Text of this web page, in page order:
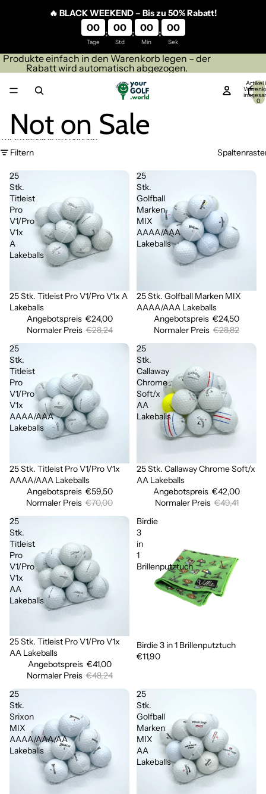
🔥 BLACK WEEKEND – Bis zu 50% Rabatt!
00
Tage
: 00
Std
: 00
Min
: 00
Sek
Produkte einfach in den Warenkorb legen – der
Rabatt wird automatisch abgezogen.
Artikel
0
Not on Sale
Zur Ergebnisliste springen
Filtern
25
Stk.
Titleist
Pro
V1/Pro
V1x
A
Lakeballs
Sale
25 Stk. Titleist Pro V1/Pro V1x A
Lakeballs
Angebotspreis €24,00
Normaler Preis €28,24
25
Stk.
Golfball
Marken
MIX
AAAA/AAA
Lakeballs
Sale
25 Stk. Golfball Marken MIX
AAAA/AAA Lakeballs
Angebotspreis €24,50
Normaler Preis €28,82
25
Stk.
Titleist
Pro
V1/Pro
V1x
AAAA/AAA
Lakeballs
Ausverkauft
25 Stk. Titleist Pro V1/Pro V1x
AAAA/AAA Lakeballs
Angebotspreis €59,50
Normaler Preis €70,00
25
Stk.
Callaway
Chrome
Soft/x
AA
Lakeballs
Ausverkauft
25 Stk. Callaway Chrome Soft/x
AA Lakeballs
Angebotspreis €42,00
Normaler Preis €49,41
25
Stk.
Titleist
Pro
V1/Pro
V1x
AA
Lakeballs
Ausverkauft
25 Stk. Titleist Pro V1/Pro V1x
AA Lakeballs
Angebotspreis €41,00
Normaler Preis €48,24
Birdie
3
in
1
Brillenputztuch
Birdie 3 in 1 Brillenputztuch
€11,90
25
Stk.
Srixon
MIX
AAAA/AAA/AA
Lakeballs
25
Stk.
Golfball
Marken
MIX
AA
Lakeballs